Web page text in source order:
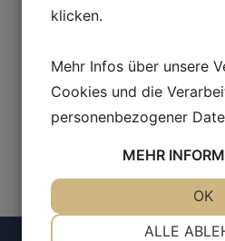
EK Entreprise A/S
Heizlüfter zur Beheizung
klicken.
Mehr Infos über unsere
Cookies und die
personenbezogener
MEHR
ALLE
OK